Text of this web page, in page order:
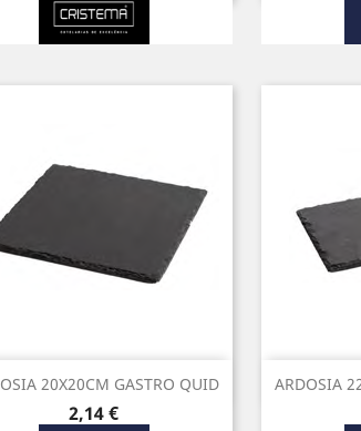
20X20CM GASTRO QUID
Preço
2,14 €
Vista rápida ARDOSIA